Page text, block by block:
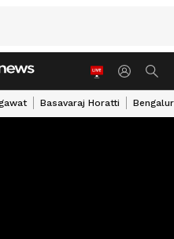
Basavaraj Horatti